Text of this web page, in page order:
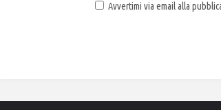
Avvertimi via email alla